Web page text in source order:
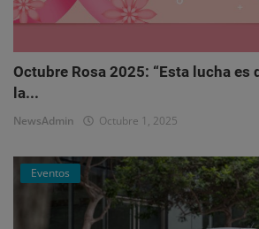
Octubre Rosa 2025: “Esta lucha es
la...
NewsAdmin Octubre 1, 2025
Eventos